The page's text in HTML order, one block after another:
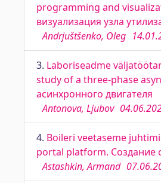
programming and
визуализация узла
Andrjuštšenko, Oleg
3. Laboriseadme
study of a three-phase
асинхронного двигателя
Antonova, Ljubov
4. Boileri veetaseme
portal platform. Создание
Astashkin, Armand